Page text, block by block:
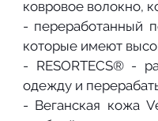
ковровое волокно,
- переработанный
которые имеют
- RESORTECS® -
одежду и
- Веганская кожа